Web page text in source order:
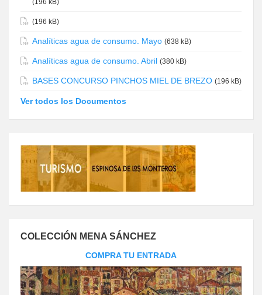
(196 kB)
(196 kB)
Analíticas agua de consumo. Mayo (638 kB)
Analíticas agua de consumo. Abril (380 kB)
BASES CONCURSO PINCHOS MIEL DE BREZO (196 kB)
Ver todos los Documentos
COLECCIÓN MENA SÁNCHEZ
COMPRA TU ENTRADA